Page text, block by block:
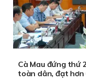
Cà Mau đứng thứ
toàn dân, đạt hơn